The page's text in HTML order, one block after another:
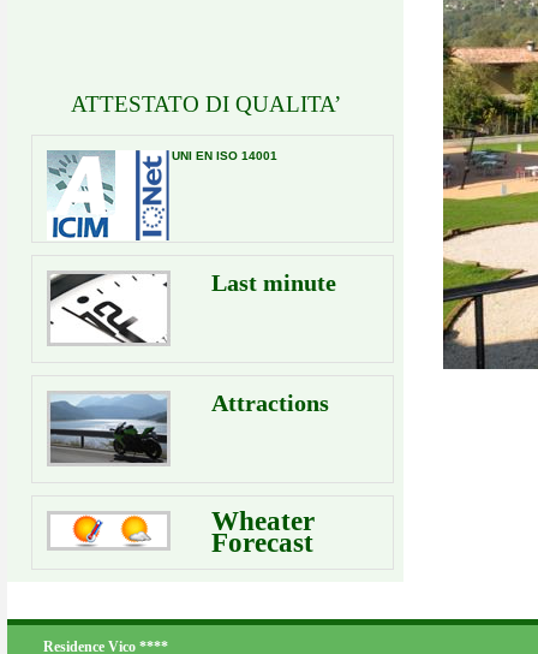
ATTESTATO DI QUALITA’
UNI EN ISO 14001
Last minute
Attractions
Wheater
Forecast
Residence Vico ****